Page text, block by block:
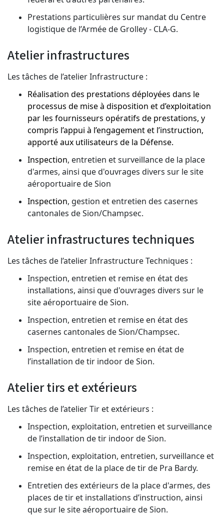
Prestations particulières sur mandat du Centre
logistique de l’Armée de Grolley - CLA-G.
Atelier infrastructures
Les tâches de l’atelier Infrastructure :
Réalisation des prestations déployées dans le
processus de mise à disposition et d’exploitation
par les fournisseurs opératifs de prestations, y
compris l’appui à l’engagement et l’instruction,
apporté aux utilisateurs de la Défense.
Inspection, entretien et surveillance de la place
d'armes, ainsi que d'ouvrages divers sur le site
aéroportuaire de Sion
Inspection, gestion et entretien des casernes
cantonales de Sion/Champsec.
Atelier infrastructures techniques
Les tâches de l’atelier Infrastructure Techniques :
Inspection, entretien et remise en état des
installations, ainsi que d'ouvrages divers sur le
site aéroportuaire de Sion.
Inspection, entretien et remise en état des
casernes cantonales de Sion/Champsec.
Inspection, entretien et remise en état de
l’installation de tir indoor de Sion.
Atelier tirs et extérieurs
Les tâches de l’atelier Tir et extérieurs :
Inspection, exploitation, entretien et surveillance
de l’installation de tir indoor de Sion.
Inspection, exploitation, entretien, surveillance et
remise en état de la place de tir de Pra Bardy.
Entretien des extérieurs de la place d'armes, des
places de tir et installations d’instruction, ainsi
que sur le site aéroportuaire de Sion.